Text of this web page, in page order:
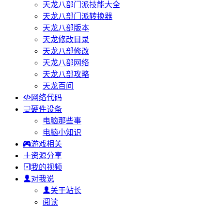
天龙八部门派技能大全
天龙八部门派转换器
天龙八部版本
天龙修改目录
天龙八部修改
天龙八部网络
天龙八部攻略
天龙百问
网络代码
硬件设备
电脑那些事
电脑小知识
游戏相关
资源分享
我的视频
对我说
关于站长
阅读